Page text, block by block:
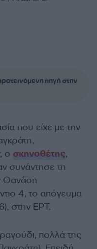
πηγή στην
που είχε με την
ο σκηνοθέτης,
συνάντησε τη
Θανάση
4, το απόγευμα
στην ΕΡΤ.
πολλά της